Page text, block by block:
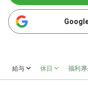
給与 休日 福利厚